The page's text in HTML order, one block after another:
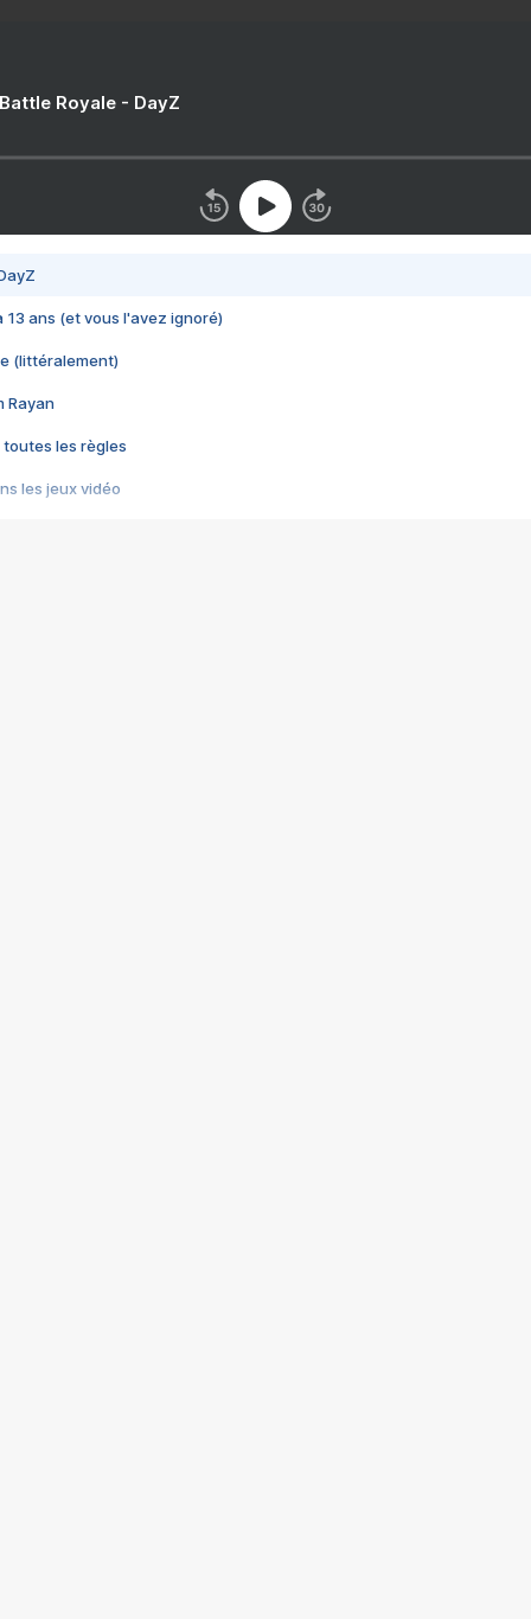
Royale - DayZ
13 ans (et vous l'avez ignoré)
(littéralement)
Rayan
toutes les règles
les jeux vidéo